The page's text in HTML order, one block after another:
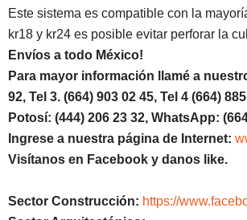
Este sistema es compatible con la
kr18 y kr24 es posible evitar perforar la
Envíos a todo México!
Para mayor información llamé a
92, Tel 3. (664) 903 02 45, Tel 4 (664)
Potosí: (444) 206 23 32, WhatsApp:
Ingrese a nuestra página de Internet:
Visítanos en Facebook y danos like.
Sector Construcción: https://